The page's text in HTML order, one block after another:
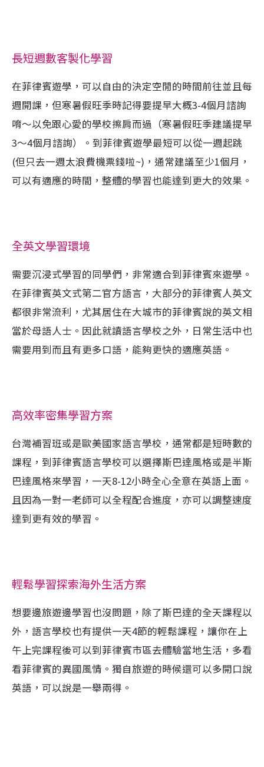
長短週數客製化學習
在菲律賓遊學，可以自由的決定空閒的時間前往並且每
週開課，但寒暑假旺季時記得要提早大概3-4個月諮詢
唷～以免跟心愛的學校擦肩而過（寒暑假旺季建議提早
3～4個月諮詢）。到菲律賓遊學最短可以從一週起跳
(但只去一週太浪費機票錢啦~)，通常建議至少1個月，
可以有適應的時間，整體的學習也能達到更大的效果。
全英文學習環境
需要沉浸式學習的同學們，非常適合到菲律賓來遊學。
在菲律賓英文式第二官方語言，大部分的菲律賓人英文
都很非常流利，尤其居住在大城市的菲律賓說的英文相
當於母語人士。因此就讀語言學校之外，日常生活中也
需要用到而且有更多口語，能夠更快的適應英語。
高效率密集學習方案
台灣補習班或是歐美國家語言學校，通常都是短時數的
課程，到菲律賓語言學校可以選擇斯巴達風格或是半斯
巴達風格來學習，一天8-12小時全心全意在英語上面。
且因為一對一老師可以全程配合進度，亦可以調整速度
達到更有效的學習。
輕鬆學習探索海外生活方案
想要邊旅遊邊學習也沒問題，除了斯巴達的全天課程以
外，語言學校也有提供一天4節的輕鬆課程，讓你在上
午上完課程後可以到菲律賓市區去體驗當地生活，多看
看菲律賓的異國風情。獨自旅遊的時候還可以多開口說
英語，可以說是一舉兩得。